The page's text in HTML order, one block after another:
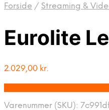
Forside / Streaming &
Eurolite
2.029,00 kr.
Varenummer (SKU):